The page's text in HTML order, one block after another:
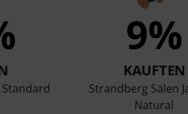
9%
KAUFTEN
Strandberg Sälen
Natural